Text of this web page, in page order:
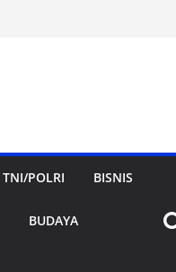
TNI/POLRI BISNIS
BUDAYA